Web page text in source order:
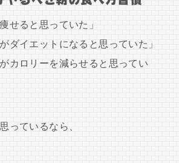
せると思っていた」
ダイエットになると思っていた」
カロリーを減らせると思ってい
っているなら、